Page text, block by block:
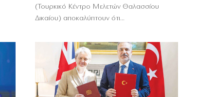
(Τουρκικό Κέντρο Μελετών Θαλασσίου
Δικαίου) αποκαλύπτουν ότι...